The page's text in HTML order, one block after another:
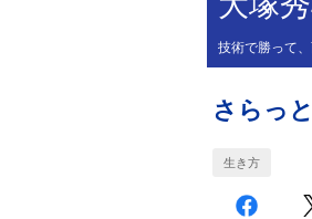
技術で勝って
さらっ
生き方